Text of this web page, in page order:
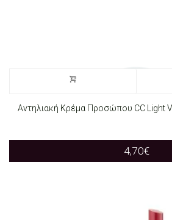
Αντηλιακή Κρέμα Προσώπου CC Light
4,70€